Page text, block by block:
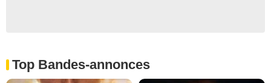
Top Bandes-annonces